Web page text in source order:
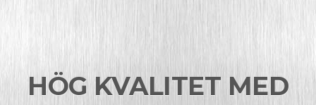
HÖG KVALITET MED